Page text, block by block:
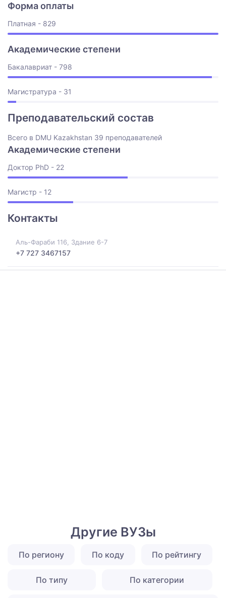
Форма оплаты
Платная - 829
Академические степени
Бакалавриат - 798
Магистратура - 31
Преподавательский состав
Всего в DMU Kazakhstan 39 преподавателей
Академические степени
Доктор PhD - 22
Магистр - 12
Контакты
Аль-Фараби 116, Здание 6-7
+7 727 3467157
Другие ВУЗы
По региону По коду По рейтингу
По типу По категории